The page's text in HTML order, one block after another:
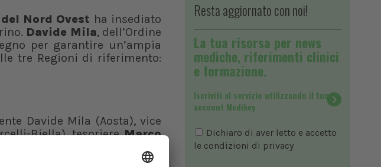
Nord Ovest ha insediato
Davide Mila, dell’Ordine
per garantire un’ampia
tre Regioni di riferimento:
Davide Mila (Aosta), vice
Biella), tesoriereMarco
avverrà nel corso di una
Resta aggiornato con noi!
La tua risorsa per news
mediche, riferimenti clinici
e formazione.
Iscriviti al servizio utilizzando il tuo
account Medikey
Dichiaro di aver letto e accetto
le condizioni di privacy